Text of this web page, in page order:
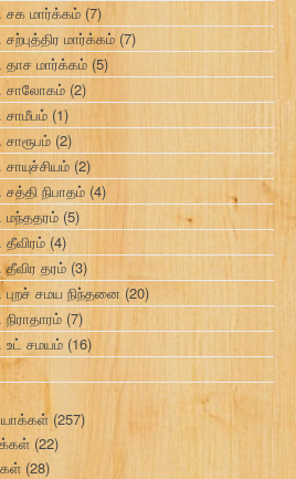
சக மார்க்கம் (7)
மார்க்கம் (7)
தாச மார்க்கம் (5)
சாலோகம் (2)
சாமீபம் (1)
(2)
(2)
நிபாதம் (4)
மந்ததரம் (5)
தீவிரம் (4)
தீவிர தரம் (3)
புறச் சமய நிந்தனை (20)
(7)
உட் சமயம் (16)
(257)
(22)
(28)